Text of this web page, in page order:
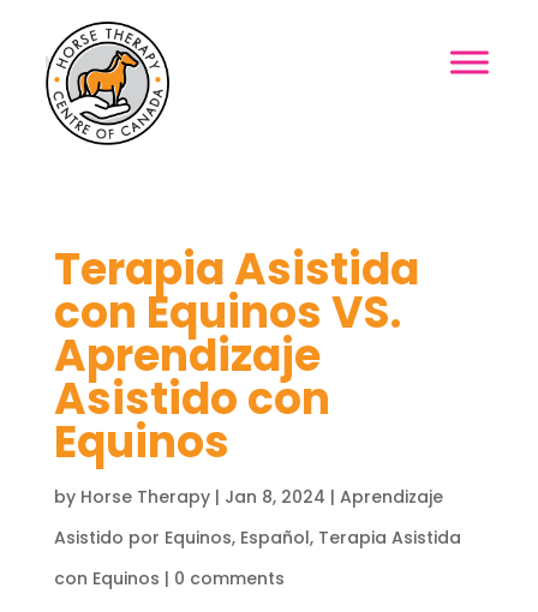
MENU
Terapia Asistida
con Equinos VS.
Aprendizaje
Asistido con
Equinos
by Horse Therapy| Jan 8, 2024 | Aprendizaje
Asistido por Equinos, Español, Terapia Asistida
con Equinos | 0 comments